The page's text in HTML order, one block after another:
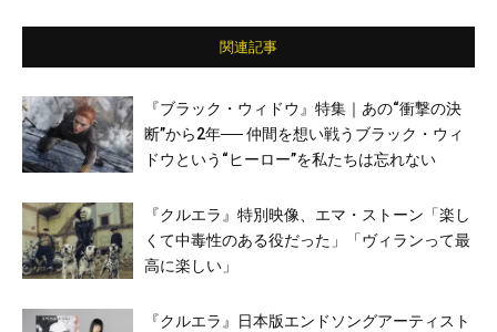
関連記事
『ブラック・ウィドウ』特集｜あの“衝撃の決
断”から2年── 仲間を想い戦うブラック・ウィ
ドウという“ヒーロー”を私たちは忘れない
『クルエラ』特別映像、エマ・ストーン「楽し
くて中毒性のある役だった」「ヴィランって最
高に楽しい」
『クルエラ』日本版エンドソングアーティスト